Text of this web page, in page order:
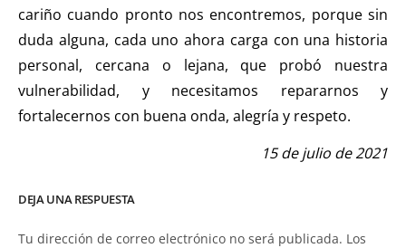
cariño cuando pronto nos encontremos, porque sin
duda alguna, cada uno ahora carga con una historia
personal, cercana o lejana, que probó nuestra
vulnerabilidad, y necesitamos repararnos y
fortalecernos con buena onda, alegría y respeto.
15 de julio de 2021
DEJA UNA RESPUESTA
Tu dirección de correo electrónico no será publicada. Los